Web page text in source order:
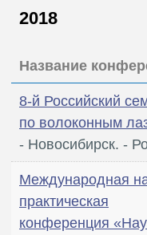
2018
Название
8-й Российский
по волоконным
- Новосибирск. -
Международная
практическая
конференция